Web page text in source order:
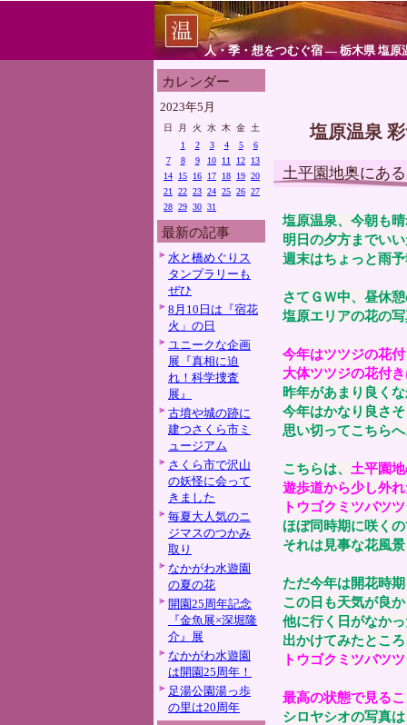
人・季・想をつむぐ宿 ― 栃木県 塩原
カレンダー
2023年5月
日 月 火 水 木 金
土
1
2 3 4 5
6
7
8 9 10 11 12
13
14
15 16 17 18 19 20
21
22 23 24 25 26 27
28 29 30 31
最新の記事
水と橋めぐりス
タンプラリーも
ぜひ
8月10日は『宿花
火」の日
ユニークな企画
展『真相に迫
れ！科学捜査
展』
古墳や城の跡に
建つさくら市ミ
ュージアム
さくら市で沢山
の妖怪に会って
きました
毎夏大人気のニ
ジマスのつかみ
取り
なかがわ水遊園
の夏の花
開園25周年記念
『金魚展×深堀隆
介』展
なかがわ水遊園
は開園25周年！
足湯公園湯っ歩
の里は20周年
塩原温泉
土平園地奥にあ
塩原温泉、今朝も
明日の夕方までい
週末はちょっと雨
さてＧＷ中、昼休
塩原エリアの花の
今年はツツジの花
大体ツツジの花付
昨年があまり良く
今年はかなり良さ
思い切ってこちら
こちらは、 土平園
遊歩道から少し外
トウゴクミツバツ
ほぼ同時期に咲く
それは見事な花風
ただ今年は開花時
この日も天気が良
他に行く日がなか
出かけてみたとこ
トウゴクミツバツ
最高の状態で見る
シロヤシオの写真